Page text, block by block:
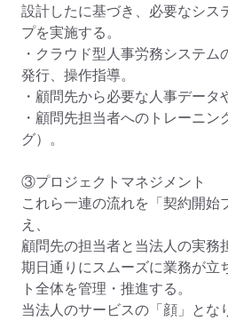
設計したに基づき、必要なシス
プを実施する。
・クラウド型人事労務システム
発行、操作指導。
・顧問先から必要な人事データ
・顧問先担当者へのトレーニン
グ）。
③プロジェクトマネジメント
これら一連の流れを「契約開始
え、
顧問先の担当者と当法人の実務
期日通りにスムーズに業務が立
ト全体を管理・推進する。
当法人のサービスの「顔」とな